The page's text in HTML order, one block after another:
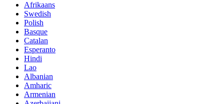
Afrikaans
Swedish
Polish
Basque
Catalan
Esperanto
Hindi
Lao
Albanian
Amharic
Armenian